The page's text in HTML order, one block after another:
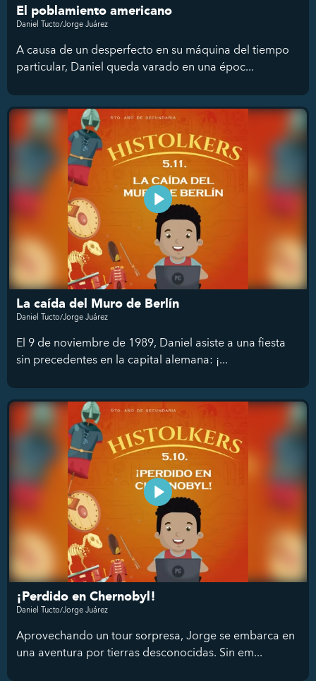
El poblamiento americano
Daniel Tucto/Jorge Juárez
A causa de un desperfecto en su máquina del tiempo
particular, Daniel queda varado en una époc...
La caída del Muro de Berlín
Daniel Tucto/Jorge Juárez
El 9 de noviembre de 1989, Daniel asiste a una fiesta
sin precedentes en la capital alemana: ¡...
¡Perdido en Chernobyl!
Daniel Tucto/Jorge Juárez
Aprovechando un tour sorpresa, Jorge se embarca en
una aventura por tierras desconocidas. Sin em...